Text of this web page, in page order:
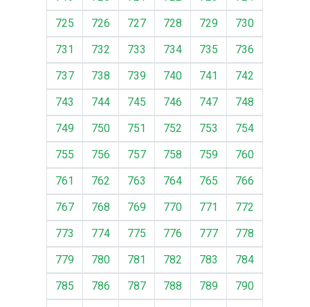
725
726 727 728 729
730
731
732 733 734 735
736
737
738 739 740 741
742
743
744 745 746 747
748
749
750 751 752 753
754
755
756 757 758 759
760
761
762 763 764 765
766
767
768 769 770 771
772
773
774 775 776 777
778
779
780 781 782 783
784
785
786 787 788 789
790